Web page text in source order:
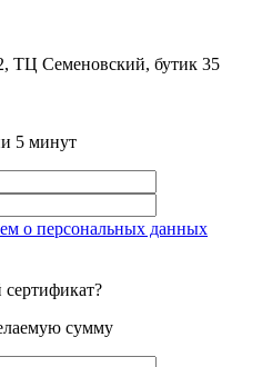
ТЦ Семеновский, бутик 35
5 минут
о персональных данных
сумму